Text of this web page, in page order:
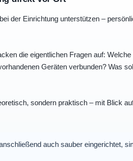
der Einrichtung unterstützen –
die eigentlichen Fragen auf:
Geräten verbunden? Was
sondern praktisch – mit Blick
auch sauber eingerichtet,